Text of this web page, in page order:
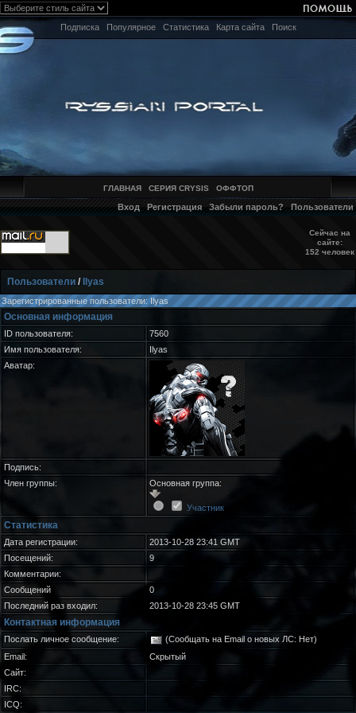
Подписка Популярное Статистика Карта сайта Поиск
ГЛАВНАЯ СЕРИЯ CRYSIS ОФФТОП
Вход Регистрация Забыли пароль? Пользователи
Сейчас на
сайте:
152 человек
Пользователи / Ilyas
Зарегистрированные пользователи: Ilyas
Основная информация
ID пользователя:
7560
Имя пользователя:
Ilyas
Аватар:
Подпись:
Член группы:
Основная группа:
Участник
Статистика
Дата регистрации:
2013-10-28 23:41 GMT
Посещений:
9
Комментарии:
Сообщений
0
Последний раз входил:
2013-10-28 23:45 GMT
Контактная информация
Послать личное сообщение:
(Сообщать на Email о новых ЛС: Нет)
Email:
Скрытый
Сайт:
IRC:
ICQ: